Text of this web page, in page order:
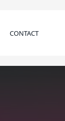
CONTACT